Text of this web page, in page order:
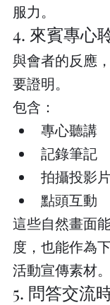
服力。
4. 來賓專心
與會者的反應
要證明。
包含：
專心聽講
記錄筆記
拍攝投影
點頭互動
這些自然畫面
度，也能作為
活動宣傳素材。
5. 問答交流